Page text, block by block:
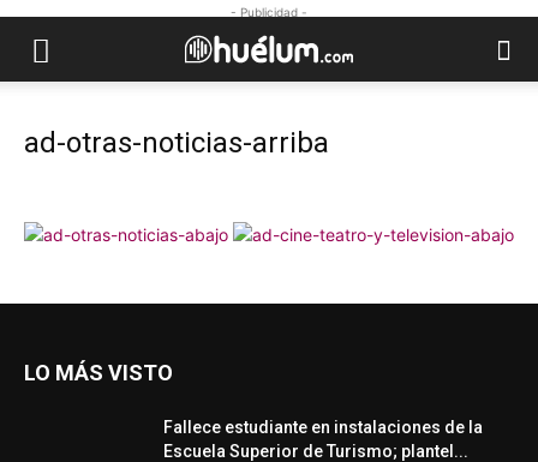
- Publicidad -
ad-otras-noticias-arriba
LO MÁS VISTO
Fallece estudiante en instalaciones de la
Escuela Superior de Turismo; plantel...